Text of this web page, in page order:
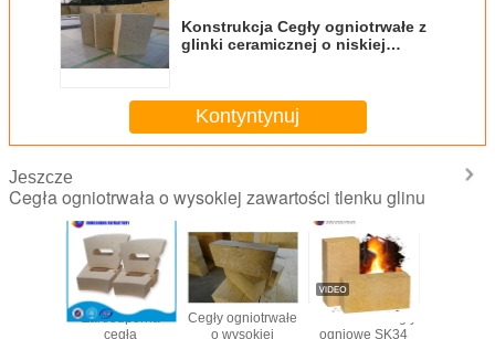
Konstrukcja Cegły ogniotrwałe z
glinki ceramicznej o niskiej
Kontyntynuj
Jeszcze
Cegła ogniotrwała o wysokiej zawartości tlenku glinu
Żaroodporna
cegła
Cegły ogniotrwałe
o wysokiej
Aluminiowe cegły
ogniowe SK34